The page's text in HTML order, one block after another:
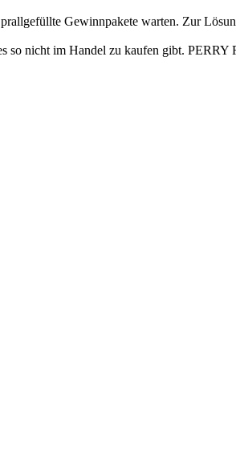
Gewinnpakete warten. Zur
so nicht im Handel zu kaufen gibt.